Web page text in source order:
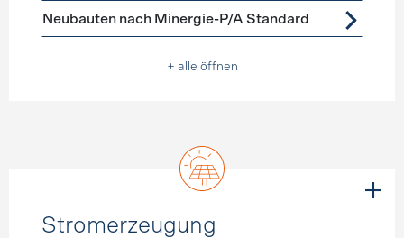
Neubauten nach Minergie-P/A Standard
+ alle öffnen
Stromerzeugung